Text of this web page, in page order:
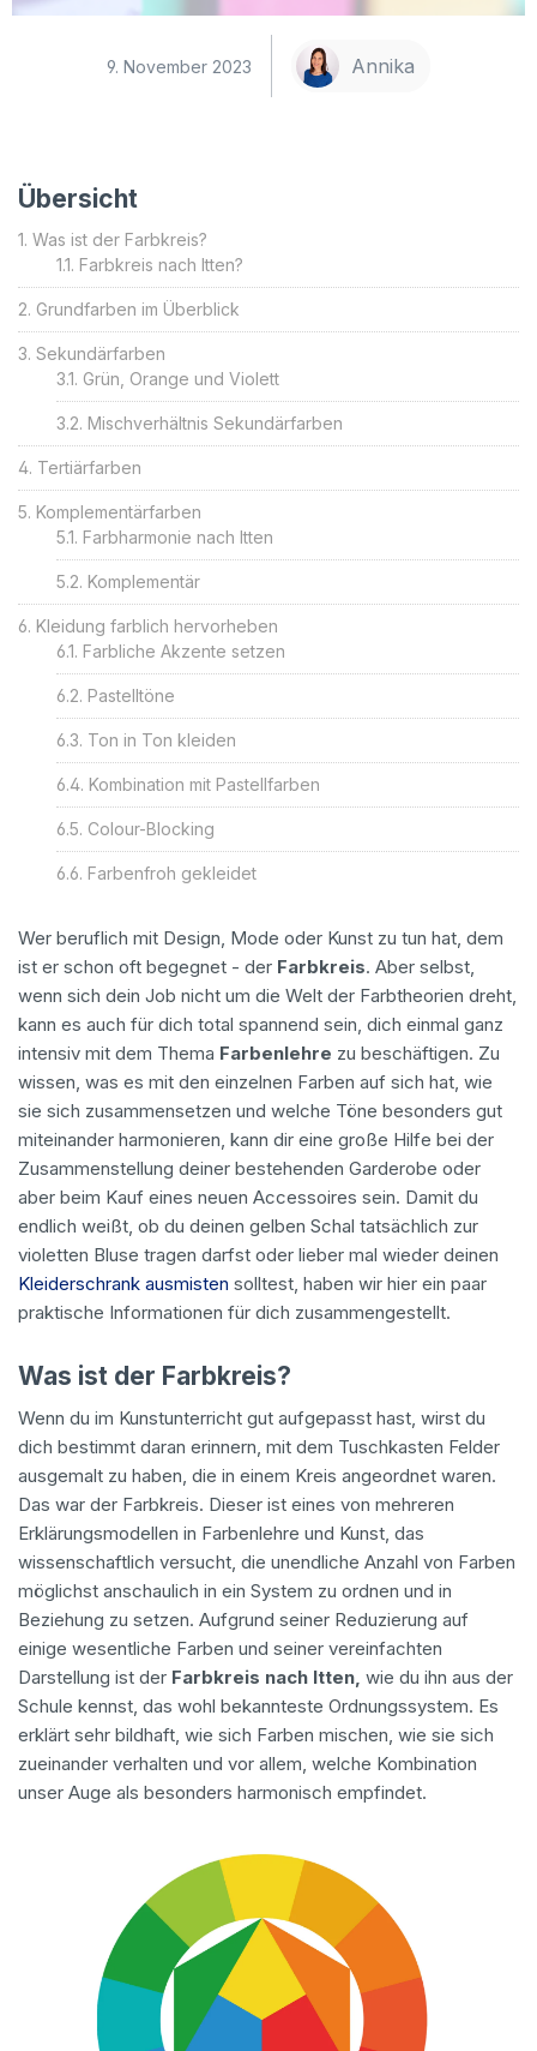
9. November 2023 Annika
Übersicht
Was ist der Farbkreis?
Farbkreis nach Itten?
Grundfarben im Überblick
Sekundärfarben
Grün, Orange und Violett
Mischverhältnis Sekundärfarben
Tertiärfarben
Komplementärfarben
Farbharmonie nach Itten
Komplementär
Kleidung farblich hervorheben
Farbliche Akzente setzen
Pastelltöne
Ton in Ton kleiden
Kombination mit Pastellfarben
Colour-Blocking
Farbenfroh gekleidet
Wer beruflich mit Design, Mode oder Kunst zu tun hat, dem
ist er schon oft begegnet - der Farbkreis. Aber selbst,
wenn sich dein Job nicht um die Welt der Farbtheorien dreht,
kann es auch für dich total spannend sein, dich einmal ganz
intensiv mit dem Thema Farbenlehre zu beschäftigen. Zu
wissen, was es mit den einzelnen Farben auf sich hat, wie
sie sich zusammensetzen und welche Töne besonders gut
miteinander harmonieren, kann dir eine große Hilfe bei der
Zusammenstellung deiner bestehenden Garderobe oder
aber beim Kauf eines neuen Accessoires sein. Damit du
endlich weißt, ob du deinen gelben Schal tatsächlich zur
violetten Bluse tragen darfst oder lieber mal wieder deinen
Kleiderschrank ausmisten solltest, haben wir hier ein paar
praktische Informationen für dich zusammengestellt.
Was ist der Farbkreis?
Wenn du im Kunstunterricht gut aufgepasst hast, wirst du
dich bestimmt daran erinnern, mit dem Tuschkasten Felder
ausgemalt zu haben, die in einem Kreis angeordnet waren.
Das war der Farbkreis. Dieser ist eines von mehreren
Erklärungsmodellen in Farbenlehre und Kunst, das
wissenschaftlich versucht, die unendliche Anzahl von Farben
möglichst anschaulich in ein System zu ordnen und in
Beziehung zu setzen. Aufgrund seiner Reduzierung auf
einige wesentliche Farben und seiner vereinfachten
Darstellung ist der Farbkreis nach Itten, wie du ihn aus der
Schule kennst, das wohl bekannteste Ordnungssystem. Es
erklärt sehr bildhaft, wie sich Farben mischen, wie sie sich
zueinander verhalten und vor allem, welche Kombination
unser Auge als besonders harmonisch empfindet.